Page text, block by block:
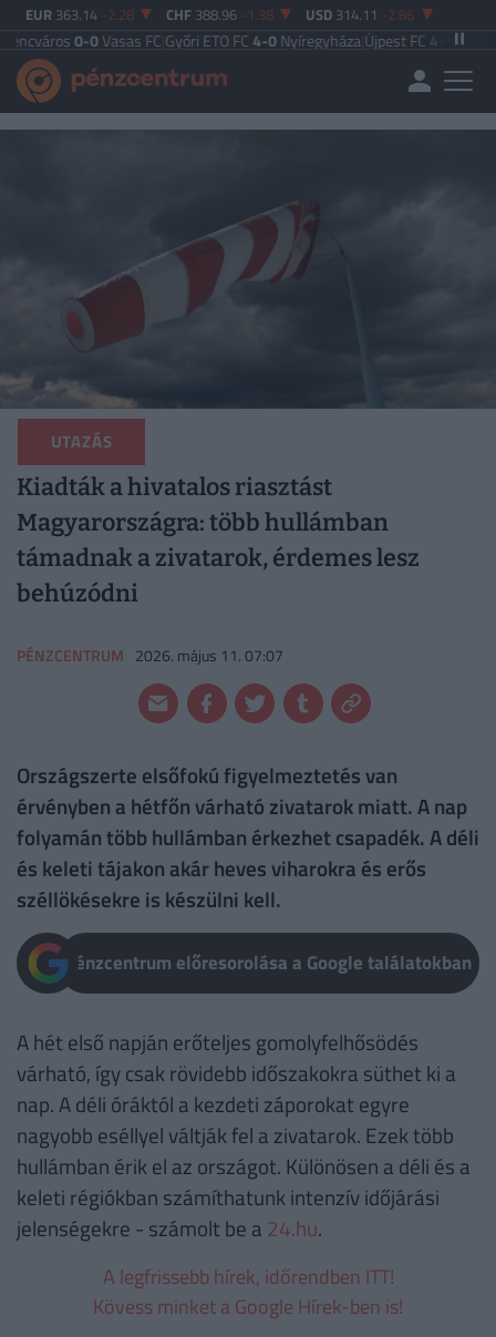
EUR 363.14 -2.28 CHF 388.96 -1.38 USD 314.11 -2.86
0-0Vasas FC|Győri ETO FC4-0Nyíregyháza|Újpest FC4-2Debreceni VSC
UTAZÁS
Kiadták a hivatalos riasztást
Magyarországra: több hullámban
támadnak a zivatarok, érdemes lesz
behúzódni
PÉNZCENTRUM 2026. május 11. 07:07
Országszerte elsőfokú figyelmeztetés van
érvényben a hétfőn várható zivatarok miatt. A nap
folyamán több hullámban érkezhet csapadék. A déli
és keleti tájakon akár heves viharokra és erős
széllökésekre is készülni kell.
Pénzcentrum előresorolása a Google találatokban
A hét első napján erőteljes gomolyfelhősödés
várható, így csak rövidebb időszakokra süthet ki a
nap. A déli óráktól a kezdeti záporokat egyre
nagyobb eséllyel váltják fel a zivatarok. Ezek több
hullámban érik el az országot. Különösen a déli és a
keleti régiókban számíthatunk intenzív időjárási
jelenségekre - számolt be a 24.hu.
A legfrissebb hírek, időrendben ITT!
Kövess minket a Google Hírek-ben is!